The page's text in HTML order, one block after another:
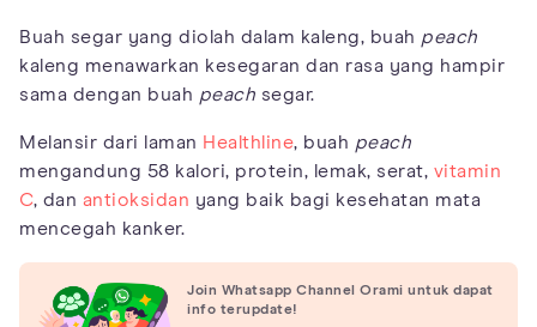
Buah segar yang diolah dalam kaleng, buah peach
kaleng menawarkan kesegaran dan rasa yang hampir
sama dengan buah peach segar.
Melansir dari laman Healthline, buah peach
mengandung 58 kalori, protein, lemak, serat, vitamin
C, dan antioksidan yang baik bagi kesehatan mata
mencegah kanker.
Join Whatsapp Channel Orami untuk dapat
info terupdate!